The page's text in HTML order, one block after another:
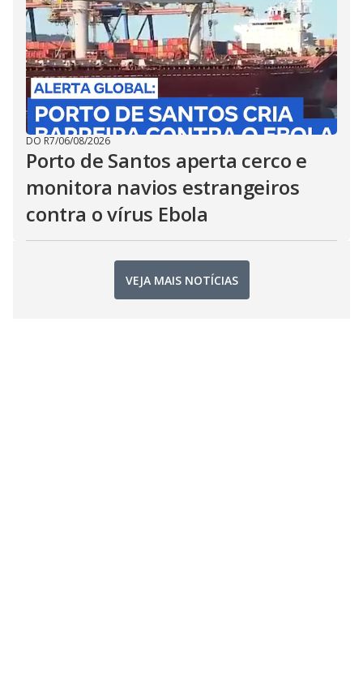
DO R7/06/08/2026
Porto de Santos aperta cerco e
monitora navios estrangeiros
contra o vírus Ebola
VEJA MAIS NOTÍCIAS